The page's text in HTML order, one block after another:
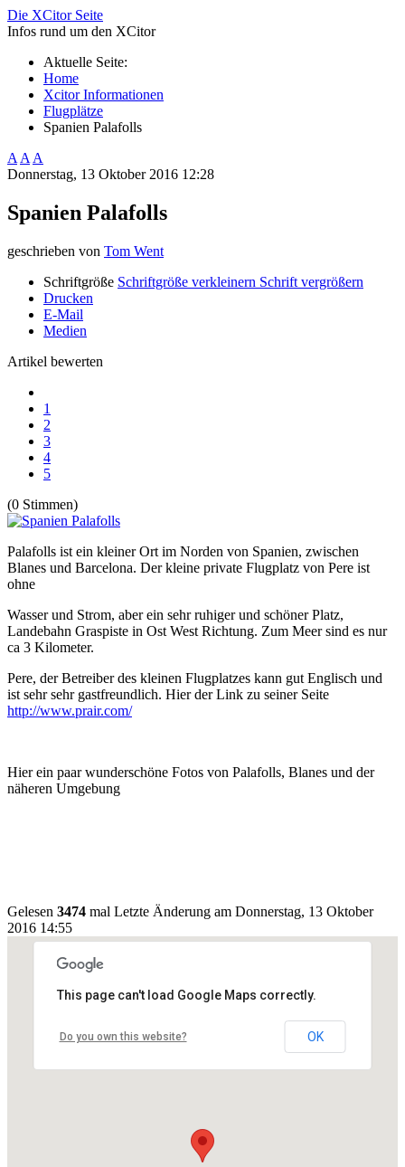
Die XCitor Seite
Infos rund um den XCitor
Aktuelle Seite:
Home
Xcitor Informationen
Flugplätze
Spanien Palafolls
A A A
Donnerstag, 13 Oktober 2016 12:28
Spanien Palafolls
geschrieben von Tom Went
Schriftgröße Schriftgröße verkleinern Schrift vergrößern
Drucken
E-Mail
Medien
Artikel bewerten
1
2
3
4
5
(0 Stimmen)
Palafolls ist ein kleiner Ort im Norden von Spanien, zwischen
Blanes und Barcelona. Der kleine private Flugplatz von Pere ist
ohne
Wasser und Strom, aber ein sehr ruhiger und schöner Platz,
Landebahn Graspiste in Ost West Richtung. Zum Meer sind es nur
ca 3 Kilometer.
Pere, der Betreiber des kleinen Flugplatzes kann gut Englisch und
ist sehr sehr gastfreundlich. Hier der Link zu seiner Seite
http://www.prair.com/
Hier ein paar wunderschöne Fotos von Palafolls, Blanes und der
näheren Umgebung
Gelesen 3474 mal Letzte Änderung am Donnerstag, 13 Oktober
2016 14:55
This page can't load Google Maps correctly.
Do you own this website? OK